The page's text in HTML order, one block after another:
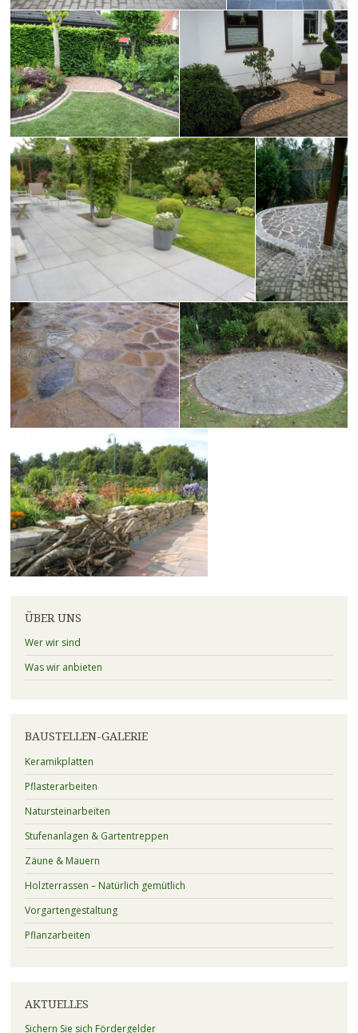
ÜBER UNS
Wer wir sind
Was wir anbieten
BAUSTELLEN-GALERIE
Keramikplatten
Pflasterarbeiten
Natursteinarbeiten
Stufenanlagen & Gartentreppen
Zäune & Mauern
Holzterrassen – Natürlich gemütlich
Vorgartengestaltung
Pflanzarbeiten
AKTUELLES
Sichern Sie sich Fördergelder